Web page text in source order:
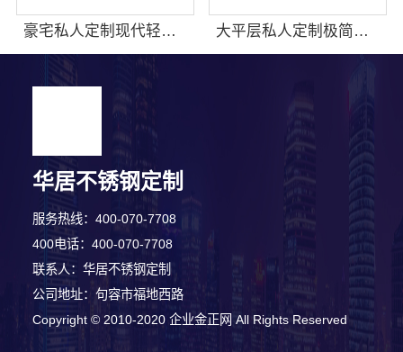
豪宅私人定制现代轻奢流程，江苏东钢金属家居有限公司详解 大平层私人定制极简踢脚线评测，江苏东钢金属家居有限公司
华居不锈钢定制
服务热线：400-070-7708
400电话：400-070-7708
联系人：华居不锈钢定制
公司地址：句容市福地西路
Copyright © 2010-2020 企业金正网 All Rights Reserved